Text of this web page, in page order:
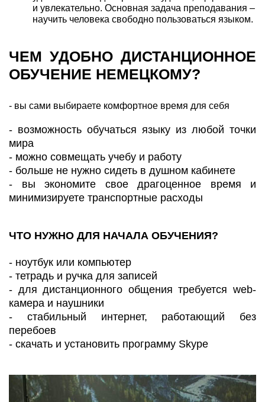
и увлекательно. Основная задача преподавания –
научить человека свободно пользоваться языком.
ЧЕМ УДОБНО ДИСТАНЦИОННОЕ
ОБУЧЕНИЕ НЕМЕЦКОМУ?
- вы сами выбираете комфортное время для себя
- возможность обучаться языку из любой точки
мира
- можно совмещать учебу и работу
- больше не нужно сидеть в душном кабинете
- вы экономите свое драгоценное время и
минимизируете транспортные расходы
ЧТО НУЖНО ДЛЯ НАЧАЛА ОБУЧЕНИЯ?
- ноутбук или компьютер
- тетрадь и ручка для записей
- для дистанционного общения требуется web-
камера и наушники
- стабильный интернет, работающий без
перебоев
- скачать и установить программу Skype